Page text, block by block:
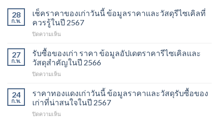
28
ก.พ.
เช็คราคาของเก่าวันนี้ ข้อมูลราคาและวัสดุรีไซเคิลที่
ควรรู้ในปี 2567
ปิดความเห็น
ราคา
ของ
เก่า
วัน
ข้อมูล
ราคา
วัสดุ
27
ก.พ.
รับซื้อของเก่า ราคา ข้อมูลอัปเดตราคารีไซเคิลและ
วัสดุสำคัญในปี 2566
ปิดความเห็น
ของ
เก่า
ราคา
24
ก.พ.
ราคาทองแดงเก่าวันนี้ ข้อมูลราคาและวัสดุรับซื้อของ
เก่าที่น่าสนใจในปี 2567
ปิดความเห็น